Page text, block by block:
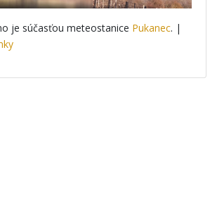
je súčasťou meteostanice Pukanec. |